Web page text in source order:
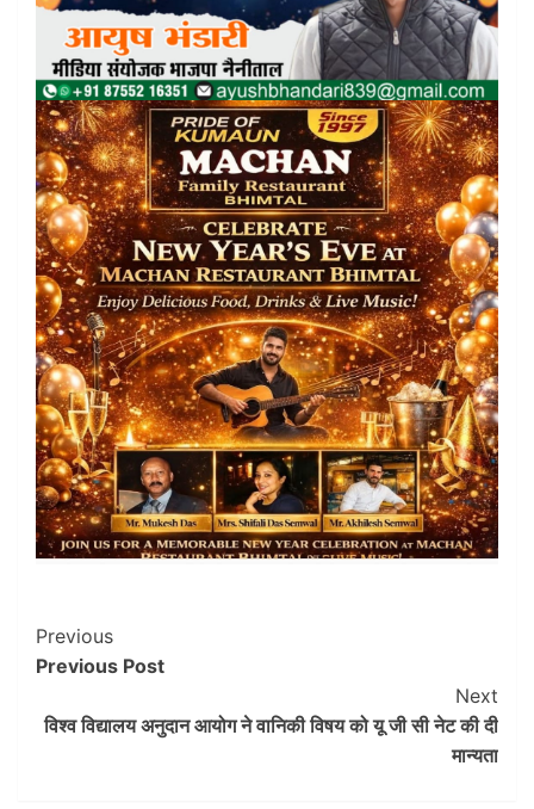
Post
Navigation
Previous
Previous Post
Next
विश्व विद्यालय अनुदान आयोग ने वानिकी विषय को यू जी सी नेट की दी
मान्यता